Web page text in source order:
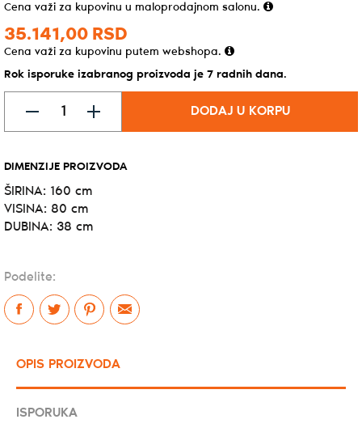
Cena važi za kupovinu u maloprodajnom salonu.
35.141,00 RSD
Cena važi za kupovinu putem webshopa.
Rok isporuke izabranog proizvoda je 7 radnih dana.
DODAJ U KORPU
DIMENZIJE PROIZVODA
ŠIRINA: 160 cm
VISINA: 80 cm
DUBINA: 38 cm
Podelite:
OPIS PROIZVODA
ISPORUKA